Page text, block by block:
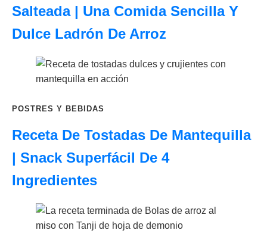
Salteada | Una Comida Sencilla Y
Dulce Ladrón De Arroz
POSTRES Y BEBIDAS
Receta De Tostadas De Mantequilla
| Snack Superfácil De 4
Ingredientes